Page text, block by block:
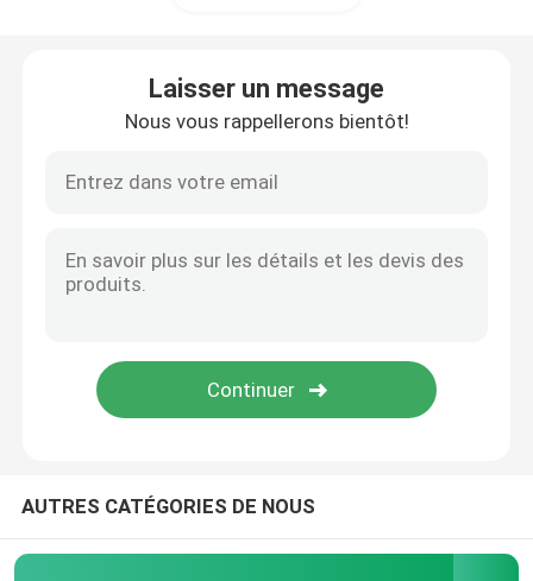
Laisser un message
Nous vous rappellerons bientôt!
AUTRES CATÉGORIES DE NOUS